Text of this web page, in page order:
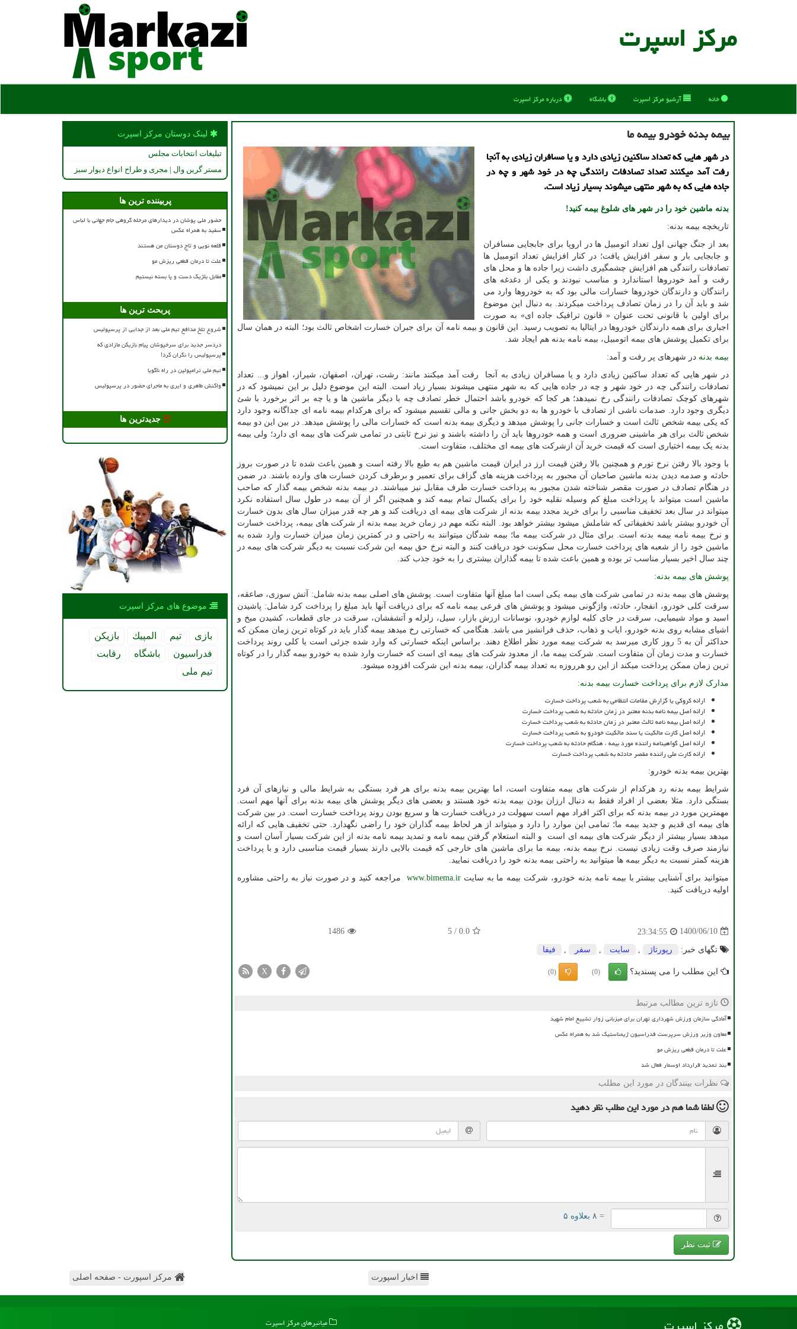
مركز اسپرت
خانه آرشیو مركز اسپرت باشگاه درباره مركز اسپرت
بیمه بدنه خودرو بیمه ما
در شهر هایی که تعداد ساکنین زیادی دارد و یا مسافران زیادی به آنجا
رفت آمد میکنند تعداد تصادفات رانندگی چه در خود شهر و چه در
جاده هایی که به شهر منتهی میشوند بسیار زیاد است.
بدنه ماشین خود را در شهر های شلوغ بیمه کنید!
تاریخچه بیمه بدنه:
بعد از جنگ جهانی اول تعداد اتومبیل ها در اروپا برای جابجایی مسافران
و جابجایی بار و سفر افزایش یافت؛ در کنار افزایش تعداد اتومبیل ها
تصادفات رانندگی هم افزایش چشمگیری داشت زیرا جاده ها و محل های
رفت و آمد خودروها استاندارد و مناسب نبودند و یکی از دغدغه های
رانندگان و دارندگان خودروها خسارات مالی بود که به خودروها وارد می
شد و باید آن را در زمان تصادف پرداخت میکردند. به دنبال این موضوع
برای اولین با قانونی تحت عنوان « قانون ترافیک جاده ای» به صورت
اجباری برای همه دارندگان خودروها در ایتالیا به تصویب رسید. این قانون و بیمه نامه آن برای جبران خسارت اشخاص ثالث بود؛ البته در همان سال
برای تکمیل پوشش های بیمه اتومبیل، بیمه نامه بدنه هم ایجاد شد.
بیمه بدنه در شهرهای پر رفت و آمد:
در شهر هایی که تعداد ساکنین زیادی دارد و یا مسافران زیادی به آنجا رفت آمد میکنند مانند: رشت، تهران، اصفهان، شیراز، اهواز و... تعداد
تصادفات رانندگی چه در خود شهر و چه در جاده هایی که به شهر منتهی میشوند بسیار زیاد است. البته این موضوع دلیل بر این نمیشود که در
شهرهای کوچک تصادفات رانندگی رخ نمیدهد؛ هر کجا که خودرو باشد احتمال خطر تصادف چه با دیگر ماشین ها و یا چه بر اثر برخورد با شئ
دیگری وجود دارد. صدمات ناشی از تصادف با خودرو ها به دو بخش جانی و مالی تقسیم میشود که برای هرکدام بیمه نامه ای جداگانه وجود دارد
که یکی بیمه شخص ثالث است و خسارات جانی را پوشش میدهد و دیگری بیمه بدنه است که خسارات مالی را پوشش میدهد. در بین این دو بیمه
شخص ثالث برای هر ماشینی ضروری است و همه خودروها باید آن را داشته باشند و نیز نرخ ثابتی در تمامی شرکت های بیمه ای دارد؛ ولی بیمه
بدنه یک بیمه اختیاری است که قیمت خرید آن ازشرکت های بیمه ای مختلف، متفاوت است.
با وجود بالا رفتن نرخ تورم و همچنین بالا رفتن قیمت ارز در ایران قیمت ماشین هم به طبع بالا رفته است و همین باعث شده تا در صورت بروز
حادثه و صدمه دیدن بدنه ماشین صاحبان آن مجبور به پرداخت هزینه های گزاف برای تعمیر و برطرف کردن خسارت های وارده باشند. در ضمن
در هنگام تصادف در صورت مقصر شناخته شدن مجبور به پرداخت خسارت طرف مقابل نیز میباشند. در بیمه بدنه شخص بیمه گذار که صاحب
ماشین است میتواند با پرداخت مبلغ کم وسیله نقلیه خود را برای یکسال تمام بیمه کند و همچنین اگر از آن بیمه در طول سال استفاده نکرد
میتواند در سال بعد تخفیف مناسبی را برای خرید مجدد بیمه بدنه از شرکت های بیمه ای دریافت کند و هر چه قدر میزان سال های بدون خسارت
آن خودرو بیشتر باشد تخفیفاتی که شاملش میشود بیشتر خواهد بود. البته نکته مهم در زمان خرید بیمه بدنه از شرکت های بیمه، پرداخت خسارت
و نرخ بیمه نامه بیمه بدنه است. برای مثال در شرکت بیمه ما؛ بیمه شدگان میتوانند به راحتی و در کمترین زمان میزان خسارت وارد شده به
ماشین خود را از شعبه های پرداخت خسارت محل سکونت خود دریافت کنند و البته نرخ حق بیمه این شرکت نسبت به دیگر شرکت های بیمه در
چند سال اخیر بسیار مناسب تر بوده و همین باعث شده تا بیمه گذاران بیشتری را به خود جذب کند.
پوشش های بیمه بدنه:
پوشش های بیمه بدنه در تمامی شرکت های بیمه یکی است اما مبلغ آنها متفاوت است. پوشش های اصلی بیمه بدنه شامل: آتش سوزی، صاعقه،
سرقت کلی خودرو، انفجار، حادثه، واژگونی میشود و پوشش های فرعی بیمه نامه که برای دریافت آنها باید مبلغ را پرداخت کرد شامل: پاشیدن
اسید و مواد شیمیایی، سرقت در جای کلیه لوازم خودرو، نوسانات ارزش بازار، سیل، زلزله و آتشفشان، سرقت در جای قطعات، کشیدن میخ و
اشیای مشابه روی بدنه خودرو، ایاب و ذهاب، حذف فرانشیز می باشد. هنگامی که خسارتی رخ میدهد بیمه گذار باید در کوتاه ترین زمان ممکن که
حداکثر آن به 5 روز کاری میرسد به شرکت بیمه مورد نظر اطلاع دهند. براساس اینکه خسارتی که وارد شده جزئی است یا کلی روند پرداخت
خسارت و مدت زمان آن متفاوت است. شرکت بیمه ما، از معدود شرکت های بیمه ای است که خسارت وارد شده به خودرو بیمه گذار را در کوتاه
ترین زمان ممکن پرداخت میکند از این رو هرروزه به تعداد بیمه گذاران، بیمه بدنه این شرکت افزوده میشود.
مدارک لازم برای پرداخت خسارت بیمه بدنه:
ارائه کروکی یا گزارش مقامات انتظامی به شعب پرداخت خسارت
ارائه اصل بیمه نامه بدنه معتبر در زمان حادثه به شعب پرداخت خسارت
ارائه اصل بیمه نامه ثالث معتبر در زمان حادثه به شعب پرداخت خسارت
ارائه اصل کارت مالکیت یا سند مالکیت خودرو به شعب پرداخت خسارت
ارائه اصل گواهینامه راننده مورد بیمه ، هنگام حادثه به شعب پرداخت خسارت
ارائه کارت ملی راننده مقصر حادثه به شعب پرداخت خسارت
بهترین بیمه بدنه خودرو:
شرایط بیمه بدنه رد هرکدام از شرکت های بیمه متفاوت است، اما بهترین بیمه بدنه برای هر فرد بستگی به شرایط مالی و نیازهای آن فرد
بستگی دارد. مثلا بعضی از افراد فقط به دنبال ارزان بودن بیمه بدنه خود هستند و بعضی های دیگر پوشش های بیمه بدنه برای آنها مهم است.
مهمترین مورد در بیمه بدنه که برای اکثر افراد مهم است سهولت در دریافت خسارت ها و سریع بودن روند پرداخت خسارت است. در بین شرکت
های بیمه ای قدیم و جدید بیمه ما؛ تمامی این موارد را دارد و میتواند از هر لحاظ بیمه گذاران خود را راضی نگهدارد. حتی تخفیف هایی که ارائه
میدهد بسیار بیشتر از دیگر شرکت های بیمه ای است و البته استعلام گرفتن بیمه نامه و تمدید بیمه نامه بدنه از این شرکت بسیار آسان است و
نیازمند صرف وقت زیادی نیست. نرخ بیمه بدنه، بیمه ما برای ماشین های خارجی که قیمت بالایی دارند بسیار قیمت مناسبی دارد و با پرداخت
هزینه کمتر نسبت به دیگر بیمه ها میتوانید به راحتی بیمه بدنه خود را دریافت نمایید.
میتوانید برای آشنایی بیشتر با بیمه نامه بدنه خودرو، شرکت بیمه ما به سایتwww.bimema.ir مراجعه کنید و در صورت نیاز به راحتی مشاوره
اولیه دریافت کنید.
1400/06/10
23:34:55
0.0
/
5
1486
تگهای خبر: رپورتاژ سایت سفر فیفا
این مطلب را می پسندید؟ (0)
(0)
X
تازه ترین مطالب مرتبط
آمادگی سازمان ورزش شهرداری تهران برای میزبانی زوار تشییع امام شهید
معاون وزیر ورزش سرپرست فدراسیون ژیمناستیک شد به همراه عکس
علت تا درمان قطعی ریزش مو
بند تمدید قرارداد اوسمار فعال شد
نظرات بینندگان در مورد این مطلب
لطفا شما همدر مورد این مطلبنظر دهید
= ۸ بعلاوه ۵
ثبت نظر
لینک دوستان مركز اسپرت
تبلیغات انتخابات مجلس
مستر گرین وال | مجری و طراح انواع دیوار سبز
پربیننده ترین ها
حضور ملی پوشان در دیدارهای مرحله گروهی جام جهانی با لباس
سفید به همراه عکس
قلعه نویی و تاج دوستان من هستند
علت تا درمان قطعی ریزش مو
مقابل بلژیک دست و پا بسته نیستیم
پربحث ترین ها
شروع تلخ مدافع تیم ملی بعد از جدایی از پرسپولیس
دردسر جدید برای سرخپوشان پیام بازیکن مازادی که
پرسپولیس را نگران کرد!
تیم ملی ترامپولین در راه ناگویا
واکنش طاهری و ایری به ماجرای حضور در پرسپولیس
جدیدترین ها
موضوع های مركز اسپرت
بازی تیم المپیك
بازیكن
فدراسیون
باشگاه
رقابت
تیم ملی
اخبار اسپورت مرکز اسپورت - صفحه اصلی
میانبرهای مركز اسپرت